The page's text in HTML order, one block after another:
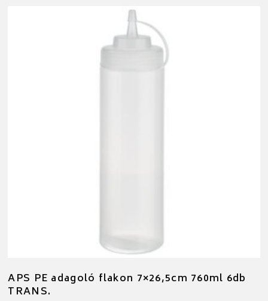
APS PE adagoló flakon 7×26,5cm 760ml 6db
TRANS.